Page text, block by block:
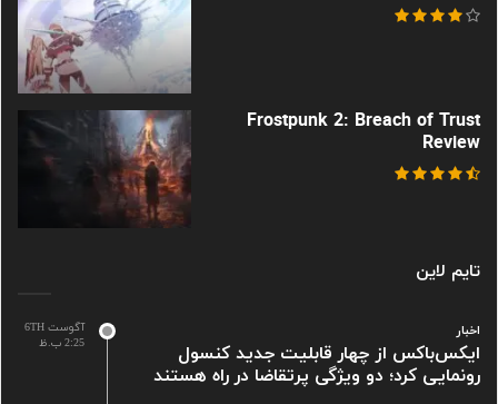
Frostpunk 2: Breach of Trust
Review
تایم لاین
آگوست 6TH
2:25 ب.ظ
اخبار
ایکس‌باکس از چهار قابلیت جدید کنسول
رونمایی کرد؛ دو ویژگی پرتقاضا در راه هستند